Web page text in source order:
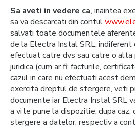
Sa aveti in vedere ca, inaintea
sa va descarcati din contul
salvati toate documentele
de la Electra Instal SRL, indiferent
efectuat catre dvs sau catre o alta
juridica (cum ar fi: facturile,
cazul in care nu efectuati acest
exercita dreptul de stergere, veti
documente iar Electra Instal SRL
a vi le pune la dispozitie, dupa
stergere a datelor, respectiv a